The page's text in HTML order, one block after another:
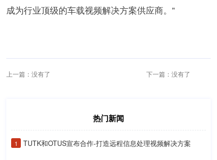
成为行业顶级的车载视频解决方案供应商。”
上一篇：没有了 下一篇：没有了
热门新闻
1 TUTK和OTUS宣布合作-打造远程信息处理视频解决方案